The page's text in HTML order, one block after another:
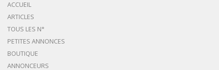
ACCUEIL
ARTICLES
TOUS LES N°
PETITES ANNONCES
BOUTIQUE
ANNONCEURS